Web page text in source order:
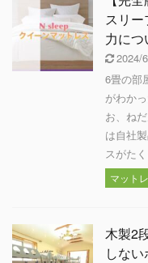
スリ
力に
2024/
6畳の部
がわか
お、ね
は自社
スがた
マット
木製2
しな